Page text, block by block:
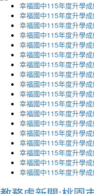
幸福國中115年度升學
幸福國中115年度升學
幸福國中115年度升學
幸福國中115年度升學
幸福國中115年度升學
幸福國中115年度升學
幸福國中115年度升學
幸福國中115年度升學
幸福國中115年度升學
幸福國中115年度升學
幸福國中115年度升學
幸福國中115年度升學
幸福國中115年度升學
幸福國中115年度升學
幸福國中115年度升學
幸福國中115年度升學
幸福國中115年度升學
幸福國中115年度升學